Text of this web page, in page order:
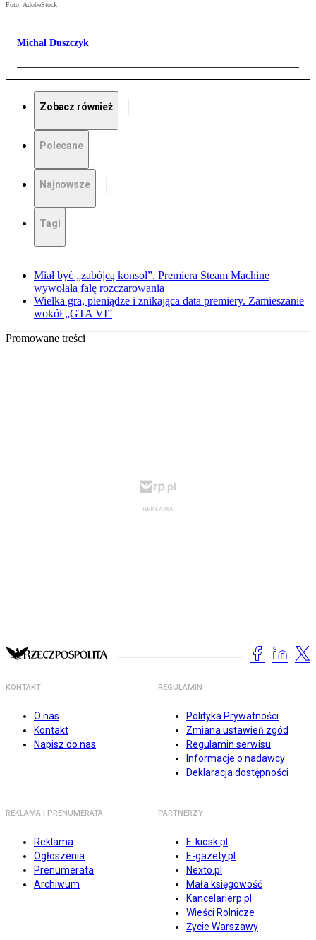
Foto: AdobeStock
Michał Duszczyk
Zobacz również
Polecane
Najnowsze
Tagi
Miał być „zabójcą konsol”. Premiera Steam Machine
wywołała falę rozczarowania
Wielka gra, pieniądze i znikająca data premiery. Zamieszanie
wokół „GTA VI”
Promowane treści
KONTAKT
O nas
Kontakt
Napisz do nas
REGULAMIN
Polityka Prywatności
Zmiana ustawień zgód
Regulamin serwisu
Informacje o nadawcy
Deklaracja dostępności
REKLAMA I PRENUMERATA
Reklama
Ogłoszenia
Prenumerata
Archiwum
PARTNERZY
E-kiosk.pl
E-gazety.pl
Nexto.pl
Mała księgowość
Kancelarierp.pl
Wieści Rolnicze
Życie Warszawy